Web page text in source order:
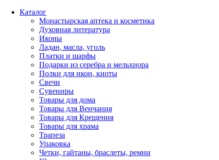
Каталог
Монастырская аптека и косметика
Духовная литература
Иконы
Ладан, масла, уголь
Платки и шарфы
Подарки из серебра и мельхиора
Полки для икон, киоты
Свечи
Сувениры
Товары для дома
Товары для Венчания
Товары для Крещения
Товары для храма
Трапеза
Упаковка
Четки, гайтаны, браслеты, ремни